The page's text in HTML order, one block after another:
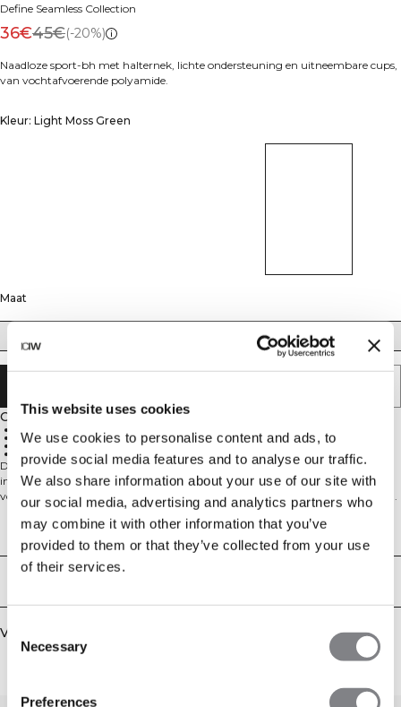
This website uses cookies
We use cookies to personalise content and ads, to
provide social media features and to analyse our traffic.
We also share information about your use of our site with
our social media, advertising and analytics partners who
may combine it with other information that you’ve
provided to them or that they’ve collected from your use
of their services.
Consent
Selection
Necessary
Preferences
Define Seamless Collection
36€45€(-20%)
Naadloze sport-bh met halternek, lichte ondersteuning en uitneembare cups,
van vochtafvoerende polyamide.
Kleur: Light Moss Green
Maat
XL
Omschrijving
92% polyamide, 8% elastan
Halternek
Lichte ondersteuning
Uitneembare cups
Deze naadloze halter sport-bh is ontworpen voor trainingen met lage
intensiteit. De gladde, in vier richtingen rekbare stof beweegt met je mee en
voert vocht af, zodat je comfortabel blijft van warming-up tot cooling-down.
De halternek geeft een strakke, open-schouder look en de uitneembare cups
laten je de dekking en vorm naar wens aanpassen. Met een aansluitende
tweede-huid-pasvorm die schuren minimaliseert, biedt hij lichte
ondersteuning en volledige bewegingsvrijheid bij yoga, Pilates en je dagelijkse
sessies. 92% polyamide, 8% elastaan.
Technische aspecten
Vergelijkbare producten